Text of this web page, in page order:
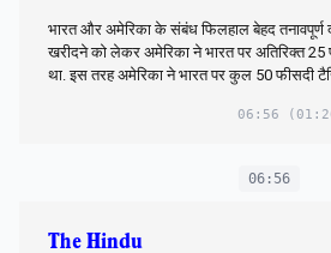
भारत और अमेरिका के संबंध फिलहाल बेहद
खरीदने को लेकर अमेरिका ने भारत पर अतिरिक्त 25
था. इस तरह अमेरिका ने भारत पर कुल 50 फीसदी
06:56
06:56
The Hindu